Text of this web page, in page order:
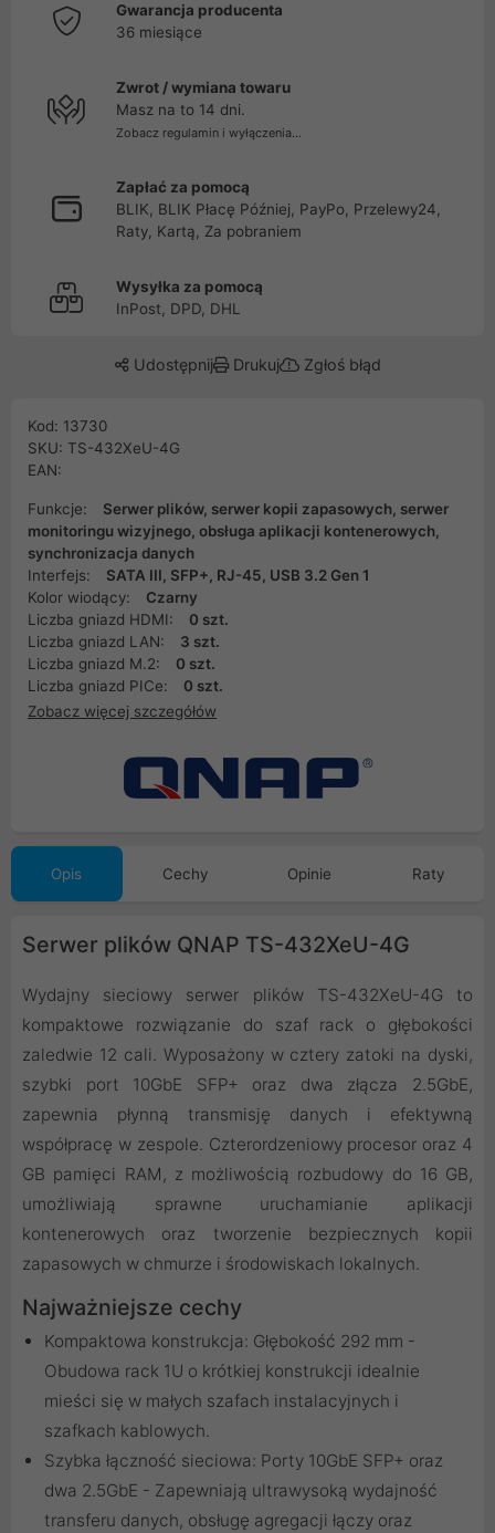
Gwarancja producenta
36 miesiące
Zwrot / wymiana towaru
Masz na to 14 dni.
Zobacz regulamin i wyłączenia...
Zapłać za pomocą
BLIK, BLIK Płacę Później, PayPo, Przelewy24,
Raty, Kartą, Za pobraniem
Wysyłka za pomocą
InPost, DPD, DHL
Udostępnij Drukuj Zgłoś błąd
Kod: 13730
SKU: TS-432XeU-4G
EAN:
Funkcje:
Serwer plików, serwer kopii zapasowych, serwer
monitoringu wizyjnego, obsługa aplikacji kontenerowych,
synchronizacja danych
Interfejs:
SATA III, SFP+, RJ-45, USB 3.2 Gen 1
Kolor wiodący:
Czarny
Liczba gniazd HDMI:
0 szt.
Liczba gniazd LAN:
3 szt.
Liczba gniazd M.2:
0 szt.
Liczba gniazd PICe:
0 szt.
Zobacz więcej szczegółów
Opis Cechy Opinie Raty
Serwer plików QNAP TS-432XeU-4G
Wydajny sieciowy serwer plików TS-432XeU-4G to
kompaktowe rozwiązanie do szaf rack o głębokości
zaledwie 12 cali. Wyposażony w cztery zatoki na dyski,
szybki port 10GbE SFP+ oraz dwa złącza 2.5GbE,
zapewnia płynną transmisję danych i efektywną
współpracę w zespole. Czterordzeniowy procesor oraz 4
GB pamięci RAM, z możliwością rozbudowy do 16 GB,
umożliwiają sprawne uruchamianie aplikacji
kontenerowych oraz tworzenie bezpiecznych kopii
zapasowych w chmurze i środowiskach lokalnych.
Najważniejsze cechy
Kompaktowa konstrukcja: Głębokość 292 mm -
Obudowa rack 1U o krótkiej konstrukcji idealnie
mieści się w małych szafach instalacyjnych i
szafkach kablowych.
Szybka łączność sieciowa: Porty 10GbE SFP+ oraz
dwa 2.5GbE - Zapewniają ultrawysoką wydajność
transferu danych, obsługę agregacji łączy oraz